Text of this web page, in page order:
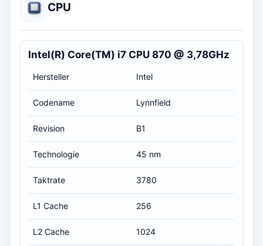
CPU
Intel(R) Core(TM) i7 CPU 870 @ 3,78GHz
Hersteller Intel
Codename Lynnfield
Revision B1
Technologie 45 nm
Taktrate 3780
L1 Cache 256
L2 Cache 1024